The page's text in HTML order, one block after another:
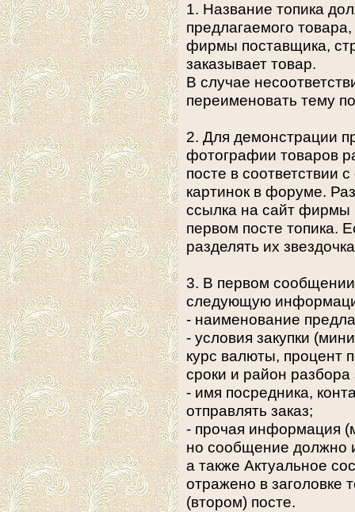
1. Название топика
предлагаемого
фирмы поставщика,
заказывает товар.
В случае
переименовать тему
2. Для демонстрации
фотографии товаров
посте в
картинок в форуме.
ссылка на сайт фирмы
первом посте топика.
разделять их
3. В первом
следующую
- наименование
- условия закупки
курс валюты, процент
сроки и район разбора
- имя посредника,
отправлять заказ;
- прочая информация
но сообщение должно
а также Актуальное
отражено в заголовке
(втором) посте.